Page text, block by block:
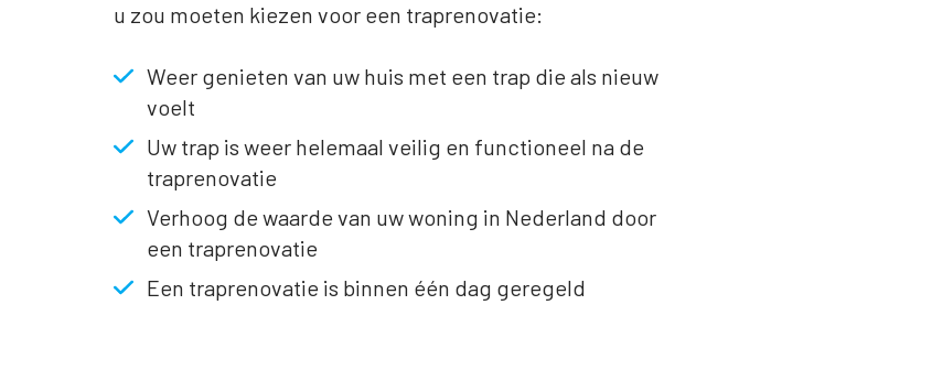
u zou moeten kiezen voor een traprenovatie:
Weer genieten van uw huis met een trap die als nieuw
voelt
Uw trap is weer helemaal veilig en functioneel na de
traprenovatie
Verhoog de waarde van uw woning in Nederland door
een traprenovatie
Een traprenovatie is binnen één dag geregeld